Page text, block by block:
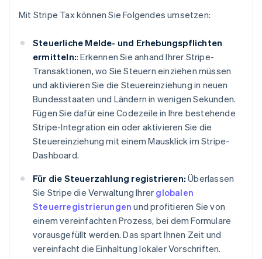
Mit Stripe Tax können Sie Folgendes umsetzen:
Steuerliche Melde- und Erhebungspflichten
ermitteln:: Erkennen Sie anhand Ihrer Stripe-
Transaktionen, wo Sie Steuern einziehen müssen
und aktivieren Sie die Steuereinziehung in neuen
Bundesstaaten und Ländern in wenigen Sekunden.
Fügen Sie dafür eine Codezeile in Ihre bestehende
Stripe-Integration ein oder aktivieren Sie die
Steuereinziehung mit einem Mausklick im Stripe-
Dashboard.
Für die Steuerzahlung registrieren: Überlassen
Sie Stripe die Verwaltung Ihrer globalen
Steuerregistrierungen und profitieren Sie von
einem vereinfachten Prozess, bei dem Formulare
vorausgefüllt werden. Das spart Ihnen Zeit und
vereinfacht die Einhaltung lokaler Vorschriften.